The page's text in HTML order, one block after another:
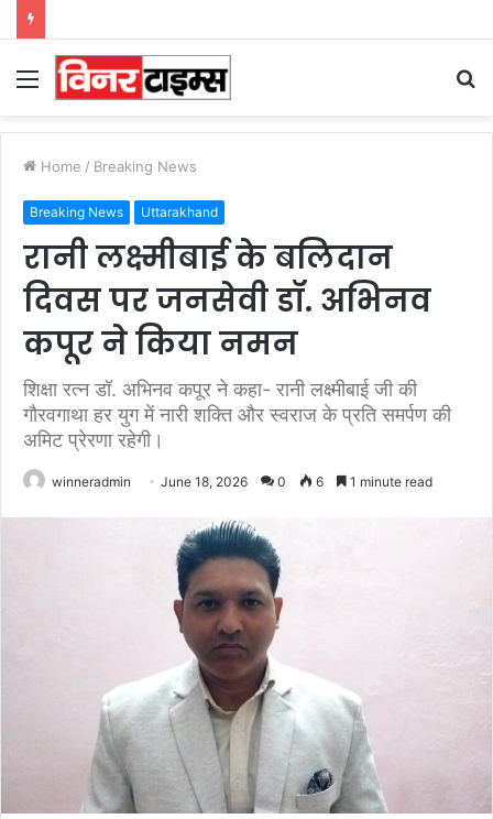
Menu
Home / Breaking News
Breaking News Uttarakhand
रानी लक्ष्मीबाई के बलिदान
दिवस पर जनसेवी डॉ. अभिनव
कपूर ने किया नमन
शिक्षा रत्न डॉ. अभिनव कपूर ने कहा- रानी लक्ष्मीबाई जी की
गौरवगाथा हर युग में नारी शक्ति और स्वराज के प्रति समर्पण की
अमिट प्रेरणा रहेगी।
winneradmin June 18, 2026 0 6 1 minute read